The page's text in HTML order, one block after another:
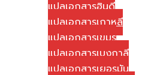
แปลเอกสารฮินดี
แปลเอกสารเกาหลี
แปลเอกสารเขมร
แปลเอกสารเบงกาลี
แปลเอกสารเยอรมัน